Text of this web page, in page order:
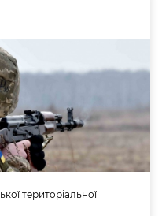
територіальної